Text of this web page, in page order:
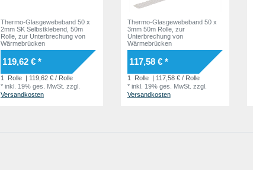
Thermo-Glasgewebeband 50 x
2mm SK Selbstklebend, 50m
Rolle, zur Unterbrechung von
Wärmebrücken
119,62 € *
1 Rolle
| 119,62 € / Rolle
* inkl. 19% ges. MwSt. zzgl.
Versandkosten
Thermo-Glasgewebeband 50 x
3mm 50m Rolle, zur
Unterbrechung von
Wärmebrücken
117,58 € *
1 Rolle
| 117,58 € / Rolle
* inkl. 19% ges. MwSt. zzgl.
Versandkosten